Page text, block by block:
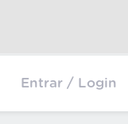
Entrar / Login